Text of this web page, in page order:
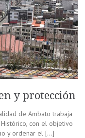
y protección
de Ambato trabaja
con el objetivo
y ordenar el […]